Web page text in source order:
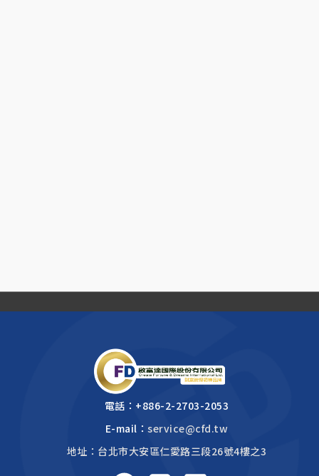
電話： +886-2-2703-2053
E-mail：service@cfd.tw
地址：台北市大安區仁愛路三段26號4樓之3